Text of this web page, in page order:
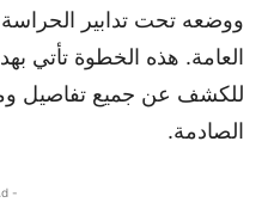
ووضعه تحت تدابير الحراسة
العامة. هذه الخطوة تأتي
للكشف عن جميع تفاصيل
الصادمة.
- Ad -